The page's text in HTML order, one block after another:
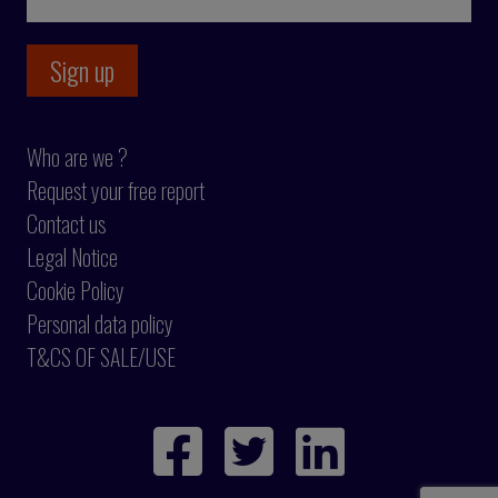
Who are we ?
Request your free report
Contact us
Legal Notice
Cookie Policy
Personal data policy
T&CS OF SALE/USE